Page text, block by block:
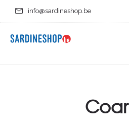
info@sardineshop.be